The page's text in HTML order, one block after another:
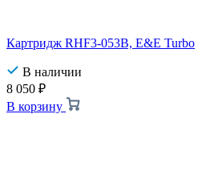
Картридж RHF3-053B, E&E Turbo
В наличии
8 050 ₽
В корзину